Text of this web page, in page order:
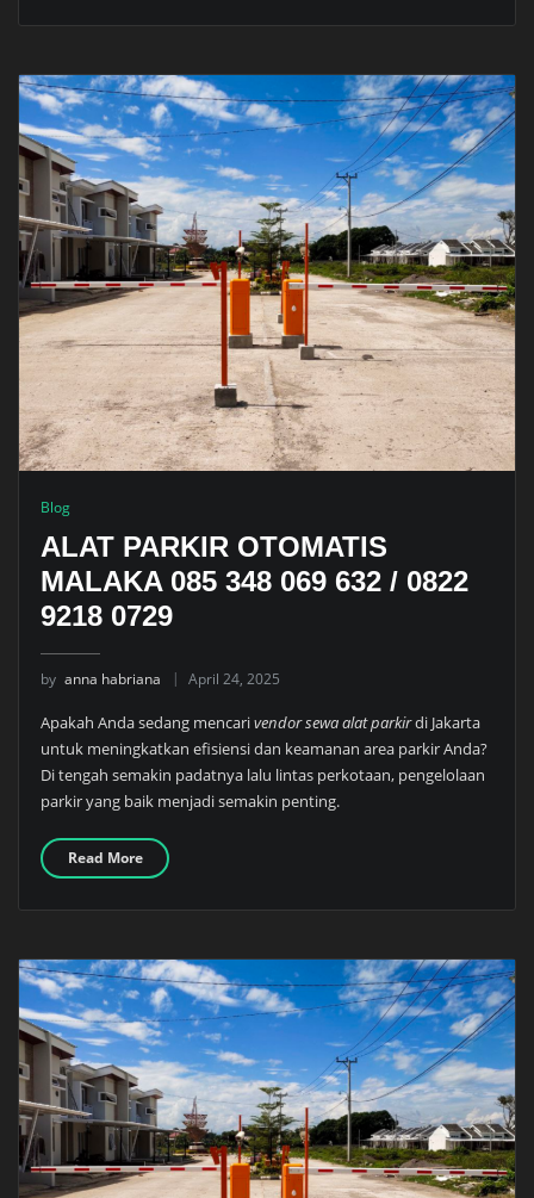
Blog
ALAT PARKIR OTOMATIS
MALAKA 085 348 069 632 / 0822
9218 0729
by anna habriana April 24, 2025
Apakah Anda sedang mencarivendor sewa alat parkirdi Jakarta
untuk meningkatkan efisiensi dan keamanan area parkir Anda?
Di tengah semakin padatnya lalu lintas perkotaan, pengelolaan
parkir yang baik menjadi semakin penting.
Read More